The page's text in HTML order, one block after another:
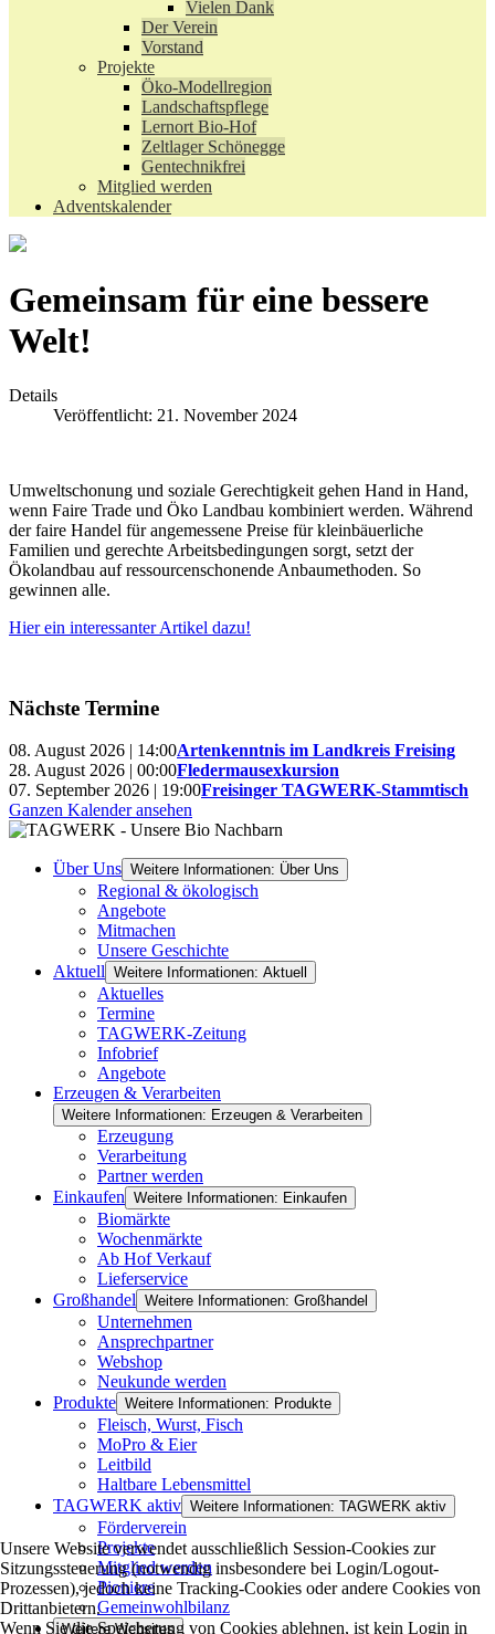
Vielen Dank
Der Verein
Vorstand
Projekte
Öko-Modellregion
Landschaftspflege
Lernort Bio-Hof
Zeltlager Schönegge
Gentechnikfrei
Mitglied werden
Adventskalender
Gemeinsam für eine bessere
Welt!
Details
Veröffentlicht: 21. November 2024
Umweltschonung und soziale Gerechtigkeit gehen Hand in Hand,
wenn Faire Trade und Öko Landbau kombiniert werden. Während
der faire Handel für angemessene Preise für kleinbäuerliche
Familien und gerechte Arbeitsbedingungen sorgt, setzt der
Ökolandbau auf ressourcenschonende Anbaumethoden. So
gewinnen alle.
Hier ein interessanter Artikel dazu!
Nächste Termine
08. August 2026 | 14:00Artenkenntnis im Landkreis Freising
28. August 2026 | 00:00Fledermausexkursion
07. September 2026 | 19:00Freisinger TAGWERK-Stammtisch
Ganzen Kalender ansehen
Über Uns Weitere Informationen: Über Uns
Regional & ökologisch
Angebote
Mitmachen
Unsere Geschichte
Aktuell Weitere Informationen: Aktuell
Aktuelles
Termine
TAGWERK-Zeitung
Infobrief
Angebote
Erzeugen & Verarbeiten
Weitere Informationen: Erzeugen & Verarbeiten
Erzeugung
Verarbeitung
Partner werden
Einkaufen Weitere Informationen: Einkaufen
Biomärkte
Wochenmärkte
Ab Hof Verkauf
Lieferservice
Großhandel Weitere Informationen: Großhandel
Unternehmen
Ansprechpartner
Webshop
Neukunde werden
Produkte Weitere Informationen: Produkte
Fleisch, Wurst, Fisch
MoPro & Eier
Leitbild
Haltbare Lebensmittel
TAGWERK aktiv Weitere Informationen: TAGWERK aktiv
Förderverein
Projekte
Mitglied werden
Pioniere
Gemeinwohlbilanz
Weitere Websites
Unsere Website verwendet ausschließlich Session-Cookies zur
Sitzungssteuerung (notwendig insbesondere bei Login/Logout-
Prozessen), jedoch keine Tracking-Cookies oder andere Cookies von
Drittanbietern.
Wenn Sie die Speicherung von Cookies ablehnen, ist kein Login in